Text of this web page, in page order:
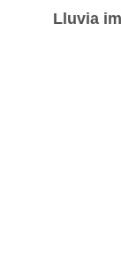
Lluvia